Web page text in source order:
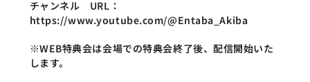
チャンネル　URL：
https://www.youtube.com/@Entaba_Akiba
※WEB特典会は会場での特典会終了後、配信開始いた
します。